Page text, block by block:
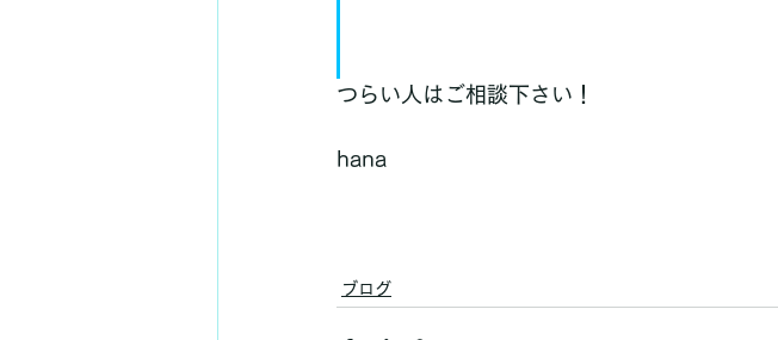
つらい人はご相談下さい！
hana
ブログ